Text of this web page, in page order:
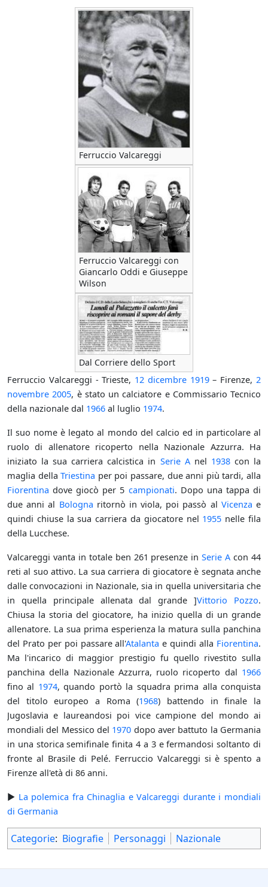
Ferruccio Valcareggi
Ferruccio Valcareggi con
Giancarlo Oddi e Giuseppe
Wilson
Dal Corriere dello Sport
Ferruccio Valcareggi - Trieste, 12 dicembre 1919– Firenze,2
novembre 2005, è stato un calciatore e Commissario Tecnico
della nazionale dal 1966 al luglio 1974.
Il suo nome è legato al mondo del calcio ed in particolare al
ruolo di allenatore ricoperto nella Nazionale Azzurra. Ha
iniziato la sua carriera calcistica in Serie Anel 1938con la
maglia dellaTriestina per poi passare, due anni più tardi, alla
Fiorentina dove giocò per 5 campionati. Dopo una tappa di
due anni al Bologna ritornò in viola, poi passò al Vicenza e
quindi chiuse la sua carriera da giocatore nel 1955 nelle fila
della Lucchese.
Valcareggi vanta in totale ben 261 presenze inSerie A con 44
reti al suo attivo. La sua carriera di giocatore è segnata anche
dalle convocazioni in Nazionale, sia in quella universitaria che
in quella principale allenata dal grande ]Vittorio Pozzo.
Chiusa la storia del giocatore, ha inizio quella di un grande
allenatore. La sua prima esperienza la matura sulla panchina
del Prato per poi passare all'Atalanta e quindi alla Fiorentina.
Ma l'incarico di maggior prestigio fu quello rivestito sulla
panchina della Nazionale Azzurra, ruolo ricoperto dal 1966
fino al 1974, quando portò la squadra prima alla conquista
del titolo europeo a Roma (1968) battendo in finale la
Jugoslavia e laureandosi poi vice campione del mondo ai
mondiali del Messico del 1970 dopo aver battuto la Germania
in una storica semifinale finita 4 a 3 e fermandosi soltanto di
fronte al Brasile di Pelé. Ferruccio Valcareggi si è spento a
Firenze all'età di 86 anni.
► La polemica fra Chinaglia e Valcareggi durante i mondiali
di Germania
Categorie: Biografie Personaggi Nazionale